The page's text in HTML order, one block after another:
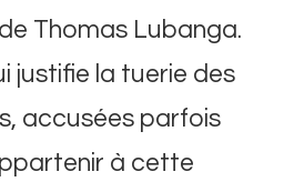
Thomas Lubanga.
justifie la tuerie des
accusées parfois
à cette